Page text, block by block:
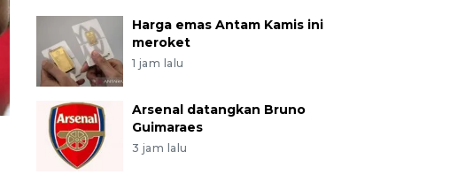
Harga emas Antam Kamis ini
meroket
1 jam lalu
Arsenal datangkan Bruno
Guimaraes
3 jam lalu